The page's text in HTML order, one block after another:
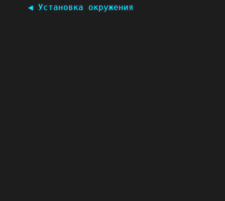
◀ Установка окружения